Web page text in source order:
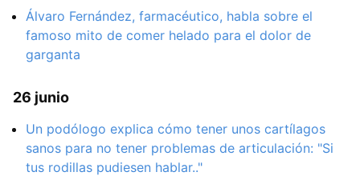
Álvaro Fernández, farmacéutico, habla sobre el
famoso mito de comer helado para el dolor de
garganta
26 junio
Un podólogo explica cómo tener unos cartílagos
sanos para no tener problemas de articulación: "Si
tus rodillas pudiesen hablar.."